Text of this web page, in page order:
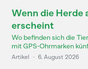
Wenn die Herde
erscheint
Wo befinden sich die
mit GPS-Ohrmarken
Artikel · 6. August 2026